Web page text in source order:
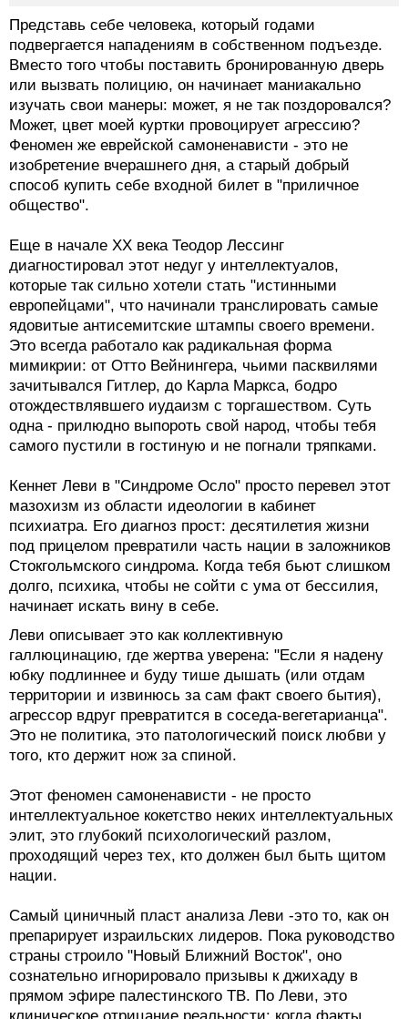
Представь себе человека, который годами
подвергается нападениям в собственном подъезде.
Вместо того чтобы поставить бронированную дверь
или вызвать полицию, он начинает маниакально
изучать свои манеры: может, я не так поздоровался?
Может, цвет моей куртки провоцирует агрессию?
Феномен же еврейской самоненависти - это не
изобретение вчерашнего дня, а старый добрый
способ купить себе входной билет в "приличное
общество".
Еще в начале XX века Теодор Лессинг
диагностировал этот недуг у интеллектуалов,
которые так сильно хотели стать "истинными
европейцами", что начинали транслировать самые
ядовитые антисемитские штампы своего времени.
Это всегда работало как радикальная форма
мимикрии: от Отто Вейнингера, чьими пасквилями
зачитывался Гитлер, до Карла Маркса, бодро
отождествлявшего иудаизм с торгашеством. Суть
одна - прилюдно выпороть свой народ, чтобы тебя
самого пустили в гостиную и не погнали тряпками.
Кеннет Леви в "Синдроме Осло" просто перевел этот
мазохизм из области идеологии в кабинет
психиатра. Его диагноз прост: десятилетия жизни
под прицелом превратили часть нации в заложников
Стокгольмского синдрома. Когда тебя бьют слишком
долго, психика, чтобы не сойти с ума от бессилия,
начинает искать вину в себе.
Леви описывает это как коллективную
галлюцинацию, где жертва уверена: "Если я надену
юбку подлиннее и буду тише дышать (или отдам
территории и извинюсь за сам факт своего бытия),
агрессор вдруг превратится в соседа-вегетарианца".
Это не политика, это патологический поиск любви у
того, кто держит нож за спиной.
Этот феномен самоненависти - не просто
интеллектуальное кокетство неких интеллектуальных
элит, это глубокий психологический разлом,
проходящий через тех, кто должен был быть щитом
нации.
Самый циничный пласт анализа Леви -это то, как он
препарирует израильских лидеров. Пока руководство
страны строило "Новый Ближний Восток", оно
сознательно игнорировало призывы к джихаду в
прямом эфире палестинского ТВ. По Леви, это